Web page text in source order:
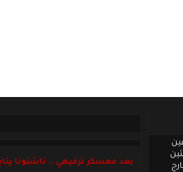
بعد معسكر ترفيهي .. ناشئونا